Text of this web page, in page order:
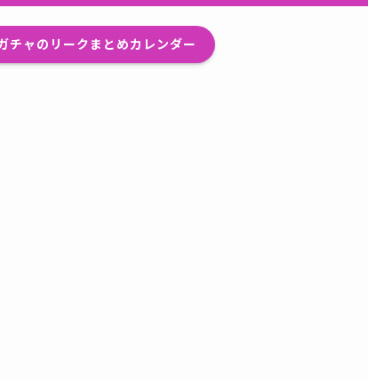
チャのリークまとめカレンダー